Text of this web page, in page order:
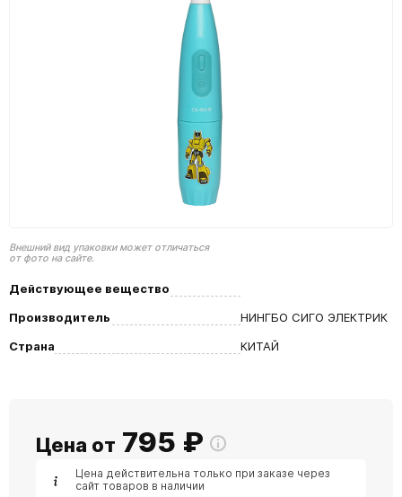
Внешний вид упаковки может отличаться
от фото на сайте.
Действующее вещество
Производитель
НИНГБО СИГО ЭЛЕКТРИК
Страна
КИТАЙ
Цена от 795 ₽
Цена действительна только при заказе через
сайт товаров в наличии